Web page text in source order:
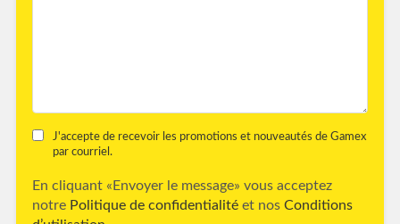
J'accepte de recevoir les promotions et nouveautés de Gamex
par courriel.
En cliquant «Envoyer le message» vous acceptez
notre Politique de confidentialité et nos Conditions